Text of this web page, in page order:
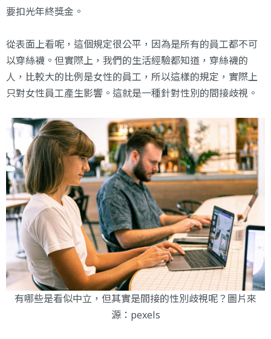
要扣光年終獎金。
從表面上看呢，這個規定很公平，因為是所有的員工都不可
以穿絲襪。但實際上，我們的生活經驗都知道，穿絲襪的
人，比較大的比例是女性的員工，所以這樣的規定，實際上
只對女性員工產生影響。這就是一種針對性別的間接歧視。
有哪些是看似中立，但其實是間接的性別歧視呢？圖片來
源： pexels